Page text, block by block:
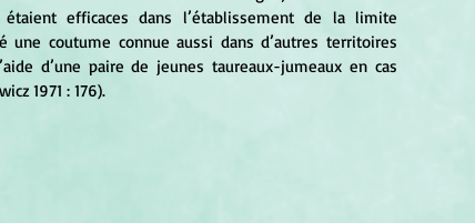
efficaces dans l’établissement de la limite
coutume connue aussi dans d’autres territoires
d’une paire de jeunes taureaux-jumeaux en cas
1971 : 176).